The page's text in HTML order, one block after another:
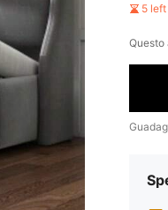
5 left
Questo